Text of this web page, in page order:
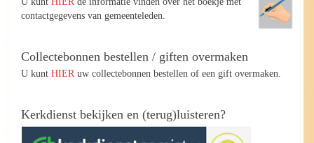
contactgegevens van gemeenteleden.
Collectebonnen bestellen / giften overmaken
U kunt HIER uw collectebonnen bestellen of een gift overmaken.
Kerkdienst bekijken en (terug)luisteren?